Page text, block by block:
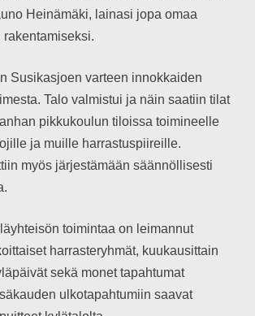
Heinämäki, lainasi jopa omaa
Susikasjoen varteen innokkaiden
Talo valmistui ja näin saatiin tilat
pikkukoulun tiloissa toimineelle
ja muille harrastuspiireille.
myös järjestämään säännöllisesti
toimintaa on leimannut
harrasteryhmät, kuukausittain
sekä monet tapahtumat
ulkotapahtumiin saavat